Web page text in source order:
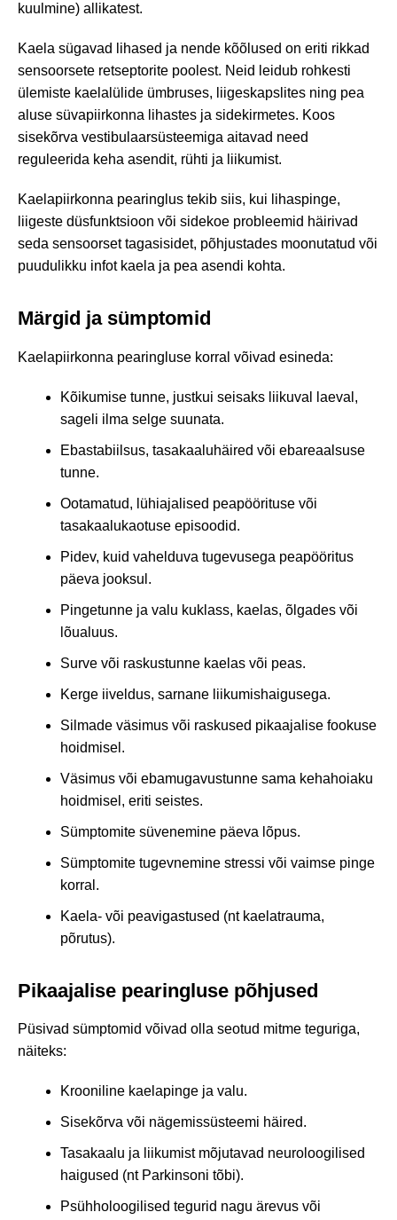
kuulmine) allikatest.
Kaela sügavad lihased ja nende kõõlused on eriti rikkad
sensoorsete retseptorite poolest. Neid leidub rohkesti
ülemiste kaelalülide ümbruses, liigeskapslites ning pea
aluse süvapiirkonna lihastes ja sidekirmetes. Koos
sisekõrva vestibulaarsüsteemiga aitavad need
reguleerida keha asendit, rühti ja liikumist.
Kaelapiirkonna pearinglus tekib siis, kui lihaspinge,
liigeste düsfunktsioon või sidekoe probleemid häirivad
seda sensoorset tagasisidet, põhjustades moonutatud või
puudulikku infot kaela ja pea asendi kohta.
Märgid ja sümptomid
Kaelapiirkonna pearingluse korral võivad esineda:
Kõikumise tunne, justkui seisaks liikuval laeval,
sageli ilma selge suunata.
Ebastabiilsus, tasakaaluhäired või ebareaalsuse
tunne.
Ootamatud, lühiajalised peapöörituse või
tasakaalukaotuse episoodid.
Pidev, kuid vahelduva tugevusega peapööritus
päeva jooksul.
Pingetunne ja valu kuklass, kaelas, õlgades või
lõualuus.
Surve või raskustunne kaelas või peas.
Kerge iiveldus, sarnane liikumishaigusega.
Silmade väsimus või raskused pikaajalise fookuse
hoidmisel.
Väsimus või ebamugavustunne sama kehahoiaku
hoidmisel, eriti seistes.
Sümptomite süvenemine päeva lõpus.
Sümptomite tugevnemine stressi või vaimse pinge
korral.
Kaela- või peavigastused (nt kaelatrauma,
põrutus).
Pikaajalise pearingluse põhjused
Püsivad sümptomid võivad olla seotud mitme teguriga,
näiteks:
Krooniline kaelapinge ja valu.
Sisekõrva või nägemissüsteemi häired.
Tasakaalu ja liikumist mõjutavad neuroloogilised
haigused (nt Parkinsoni tõbi).
Psühholoogilised tegurid nagu ärevus või